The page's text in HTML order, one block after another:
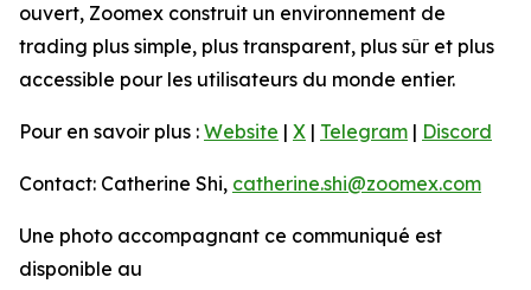
ouvert, Zoomex construit un environnement de
trading plus simple, plus transparent, plus sûr et plus
accessible pour les utilisateurs du monde entier.
Pour en savoir plus : Website | X | Telegram | Discord
Contact: Catherine Shi, catherine.shi@zoomex.com
Une photo accompagnant ce communiqué est
disponible au